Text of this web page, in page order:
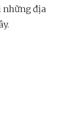
những địa